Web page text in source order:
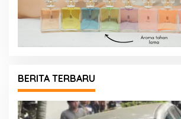
BERITA TERBARU